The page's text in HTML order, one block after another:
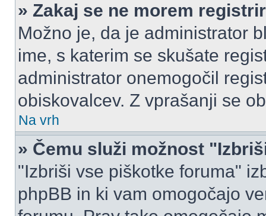
» Zakaj se ne morem
Možno je, da je administrator
ime, s katerim se skušate
administrator onemogočil
obiskovalcev. Z vprašanji se
Na vrh
» Čemu služi možnost
"Izbriši vse piškotke foruma"
phpBB in ki vam omogočajo